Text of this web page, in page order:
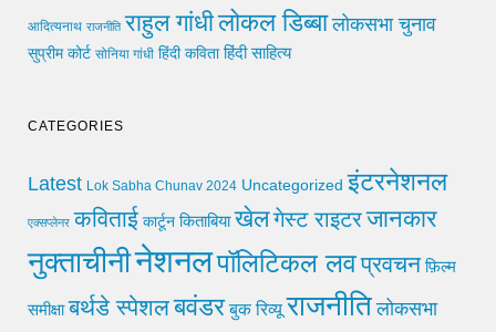
आदित्यनाथ राजनीति राहुल गांधीलोकल डिब्बा लोकसभा चुनाव
सुप्रीम कोर्ट सोनिया गांधी हिंदी कविता हिंदी साहित्य
CATEGORIES
Latest Lok Sabha Chunav 2024 Uncategorized इंटरनेशनल
एक्सप्लेनर कविताई कार्टून किताबिया खेलगेस्ट राइटरजानकार
नुक्ताचीनीनेशनलपॉलिटिकल लवप्रवचन फ़िल्म
समीक्षा बर्थडे स्पेशलबवंडर बुक रिव्यू राजनीति लोकसभा